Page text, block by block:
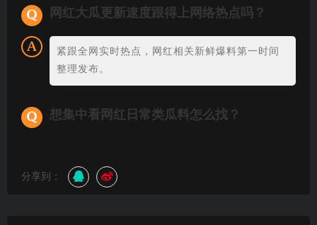
网红大瓜更新速度跟得上网络热点吗？
紧跟全网实时热点，网红相关新鲜爆料第一时间
整理发布。
想集中看网红日常类瓜料怎么找？
分享到：